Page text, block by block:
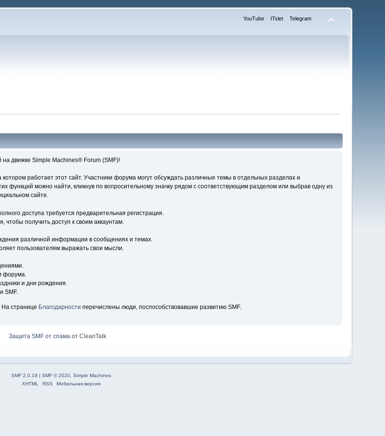
YouTube ITslet Telegram
движке Simple Machines® Forum (SMF)!
работает этот сайт. Участники форума могут обсуждать различные темы в отдельных разделах и
можно найти, кликнув по вопросительному значку рядом с соответствующим разделом или выбрав одну из
сайте.
доступа требуется предварительная регистрация.
чтобы получить доступ к своим аккаунтам.
различной информации в сообщениях и темах.
пользователям выражать свои мысли.
форума.
и дни рождения.
SMF.
. На странице Благодарности перечислены люди, поспособствовавшие развитию SMF.
Защита SMF от спама от CleanTalk
SMF 2.0.19 | SMF © 2020, Simple Machines
XHTML
RSS Мобильная версия